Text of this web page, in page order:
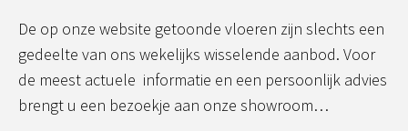
De op onze website getoonde vloeren zijn slechts een
gedeelte van ons wekelijks wisselende aanbod. Voor
de meest actuele informatie en een persoonlijk advies
brengt u een bezoekje aan onze showroom…